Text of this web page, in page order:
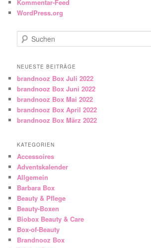
Kommentar-Feed
WordPress.org
Suchen
NEUESTE BEITRÄGE
brandnooz Box Juli 2022
brandnooz Box Juni 2022
brandnooz Box Mai 2022
brandnooz Box April 2022
brandnooz Box März 2022
KATEGORIEN
Accessoires
Adventskalender
Allgemein
Barbara Box
Beauty & Pflege
Beauty-Boxen
Biobox Beauty & Care
Box-of-Beauty
Brandnooz Box